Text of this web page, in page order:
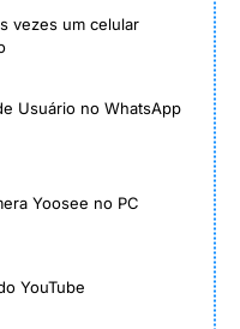
vezes um celular
Usuário no WhatsApp
Yoosee no PC
YouTube